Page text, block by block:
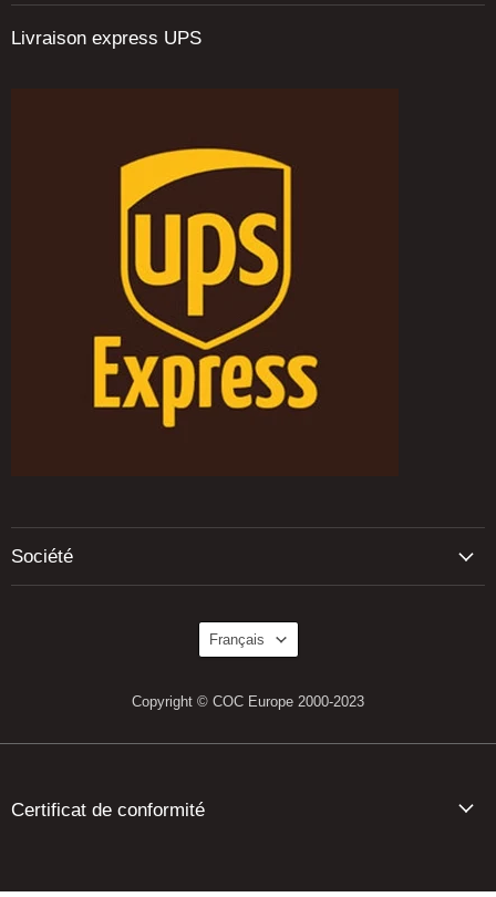
Livraison express UPS
Société
Copyright © COC Europe 2000-2023
Langue
Français
Certificat de conformité